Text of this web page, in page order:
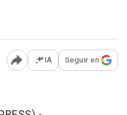
Abrir opciones para
IA Seguir en